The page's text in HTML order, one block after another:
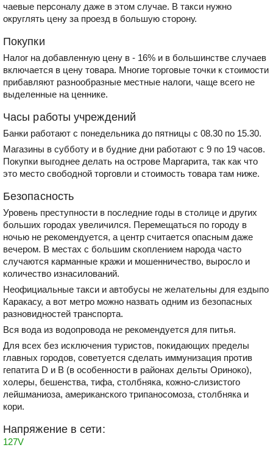
чаевые персоналу даже в этом случае. В такси нужно
округлять цену за проезд в большую сторону.
Покупки
Налог на добавленную цену в - 16% и в большинстве случаев
включается в цену товара. Многие торговые точки к стоимости
прибавляют разнообразные местные налоги, чаще всего не
выделенные на ценнике.
Часы работы учреждений
Банки работают с понедельника до пятницы с 08.30 по 15.30.
Магазины в субботу и в будние дни работают с 9 по 19 часов.
Покупки выгоднее делать на острове Маргарита, так как что
это место свободной торговли и стоимость товара там ниже.
Безопасность
Уровень преступности в последние годы в столице и других
больших городах увеличился. Перемещаться по городу в
ночью не рекомендуется, а центр считается опасным даже
вечером. В местах с большим скоплением народа часто
случаются карманные кражи и мошенничество, выросло и
количество изнасилований.
Неофициальные такси и автобусы не желательны для ездыпо
Каракасу, а вот метро можно назвать одним из безопасных
разновидностей транспорта.
Вся вода из водопровода не рекомендуется для питья.
Для всех без исключения туристов, покидающих пределы
главных городов, советуется сделать иммунизация против
гепатита D и B (в особенности в районах дельты Ориноко),
холеры, бешенства, тифа, столбняка, кожно-слизистого
лейшманиоза, американского трипаносомоза, столбняка и
кори.
Напряжение в сети:
127V